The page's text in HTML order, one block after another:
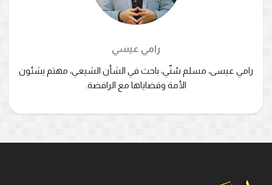
رامي عيسي
رامي عيسى، مسلم سُنّي، باحث في الشأن الشيعي، مهتم بشئون
الأمة وقضاياها مع الرافضة.